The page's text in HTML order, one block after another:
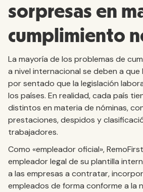
sorpresas en
cumplimiento
La mayoría de los problemas de
a nivel internacional se deben a que
por sentado que la legislación
los países. En realidad, cada país
distintos en materia de nóminas,
prestaciones, despidos y
trabajadores.
Como «empleador oficial»,
empleador legal de su plantilla
a las empresas a contratar,
empleados de forma conforme a la